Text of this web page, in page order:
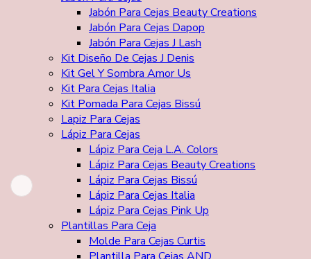
Jabón Para Cejas Beauty Creations
Jabón Para Cejas Dapop
Jabón Para Cejas J Lash
Kit Diseño De Cejas J Denis
Kit Gel Y Sombra Amor Us
Kit Para Cejas Italia
Kit Pomada Para Cejas Bissú
Lapiz Para Cejas
Lápiz Para Cejas
Lápiz Para Ceja L.A. Colors
Lápiz Para Cejas Beauty Creations
Lápiz Para Cejas Bissú
Lápiz Para Cejas Italia
Lápiz Para Cejas Pink Up
Plantillas Para Ceja
Molde Para Cejas Curtis